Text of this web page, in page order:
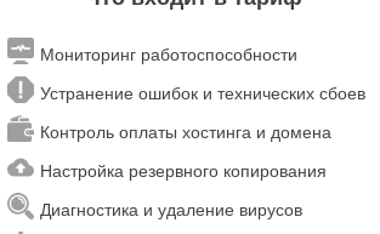
Мониторинг работоспособности
Устранение ошибок и технических сбоев
Контроль оплаты хостинга и домена
Настройка резервного копирования
Диагностика и удаление вирусов